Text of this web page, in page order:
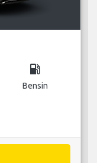
local_gas_station
Bensin